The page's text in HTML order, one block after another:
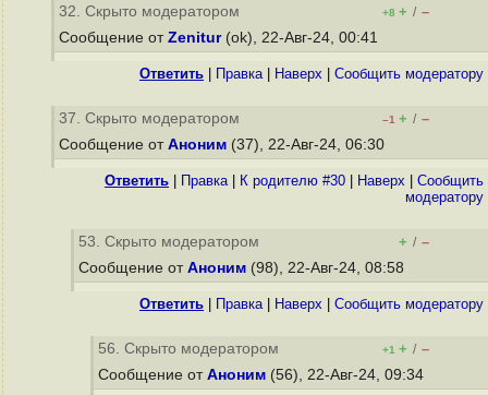
32. Скрыто модератором +8 + / –
Сообщение от Zenitur(ok), 22-Авг-24, 00:41
Ответить Правка| Наверх Cообщить модератору
37. Скрыто модератором –1 + / –
Сообщение от Аноним (37), 22-Авг-24, 06:30
Ответить Правка| К родителю #30 Наверх
Cообщить
модератору
53. Скрыто модератором + / –
Сообщение от Аноним (98), 22-Авг-24, 08:58
Ответить Правка| Наверх Cообщить модератору
56. Скрыто модератором +1 + / –
Сообщение от Аноним (56), 22-Авг-24, 09:34